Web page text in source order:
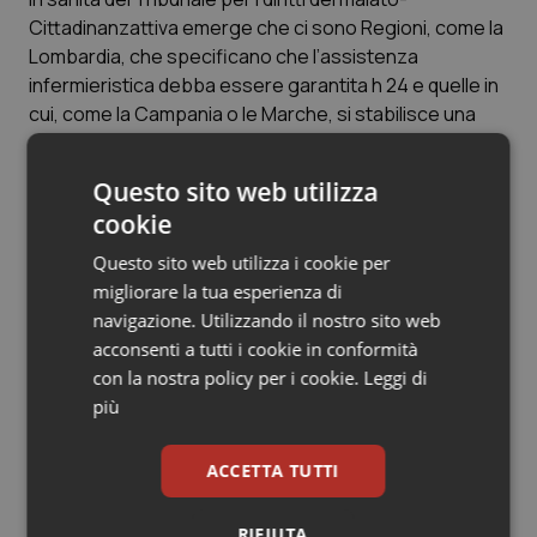
Veneto
Oncoematologia
Oncologia & Nutrizione
Psoriasi & pelle
Quotidiano Cardiologia
Quotidiano Chirurgia
Quotidiano Oncologia
Quotidiano Pediatria
Rene & patologie urogenitali
Cittadinanzattiva emerge che ci sono Regioni, come la
Lombardia, che specificano che l’assistenza
infermieristica debba essere garantita h 24 e quelle in
cui, come la Campania o le Marche, si stabilisce una
copertura di un certo numero di ore senza accennare
sufficiente 1 infermiere ogni 12 ospiti nelle strutture ad
elevato carico assistenziale, come accade in Veneto,
o ancora un infermiere professionale ogni 15 ospiti nel
nucleo demenze, come stabilito in Umbria.
Articoli correlati:
farmaci scaduti e irregolarità
05 Agosto 2013
Questo sito web utilizza
cookie
Questo sito web utilizza i cookie per
migliorare la tua esperienza di
navigazione. Utilizzando il nostro sito web
acconsenti a tutti i cookie in conformità
con la nostra policy per i cookie. Leggi di
più
ACCETTA TUTTI